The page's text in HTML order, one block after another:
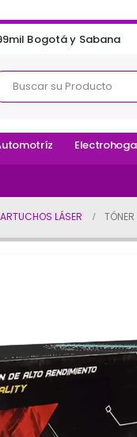
Bogotá y Sabana
LÁSER